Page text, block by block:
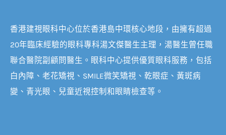
香港建視眼科中心位於香港島中環核心地段，由擁有超過
20年臨床經驗的眼科專科湯文傑醫生主理，湯醫生曾任職
聯合醫院副顧問醫生。眼科中心提供優質眼科服務，包括
白內障、老花矯視、SMILE微笑矯視、乾眼症、黃斑病
變、青光眼、兒童近視控制和眼睛檢查等。